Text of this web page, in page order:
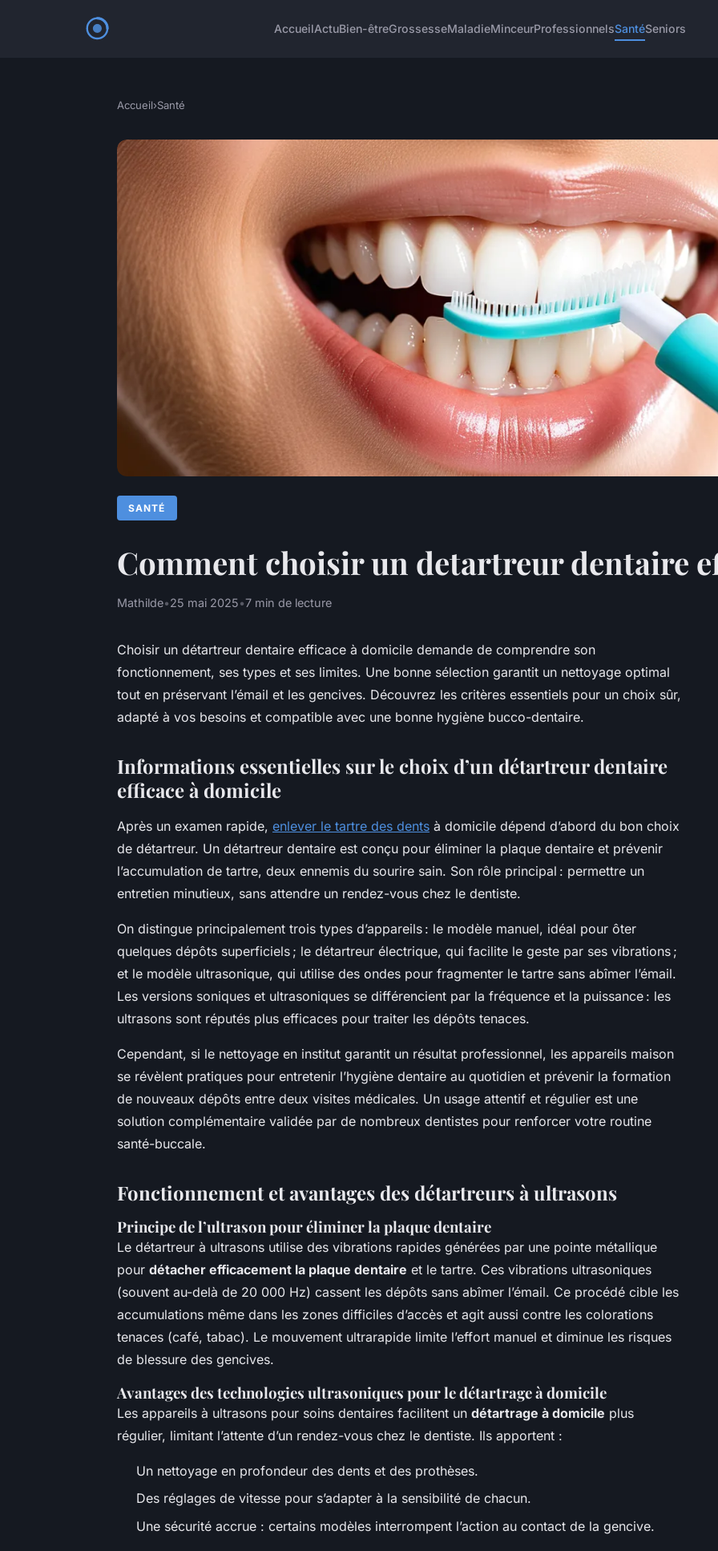
AccueilActuBien-êtreGrossesseMaladieMinceurProfessionnelsSantéSeniors
Accueil›Santé
SANTÉ
Comment choisir un detartreur dentaire
Mathilde•25 mai 2025•7 min de lecture
Choisir un détartreur dentaire efficace à domicile demande de comprendre son
fonctionnement, ses types et ses limites. Une bonne sélection garantit un nettoyage optimal
tout en préservant l’émail et les gencives. Découvrez les critères essentiels pour un choix sûr,
adapté à vos besoins et compatible avec une bonne hygiène bucco-dentaire.
Informations essentielles sur le choix d’un détartreur dentaire
efficace à domicile
Après un examen rapide, enlever le tartre des dents à domicile dépend d’abord du bon choix
de détartreur. Un détartreur dentaire est conçu pour éliminer la plaque dentaire et prévenir
l’accumulation de tartre, deux ennemis du sourire sain. Son rôle principal : permettre un
entretien minutieux, sans attendre un rendez-vous chez le dentiste.
On distingue principalement trois types d’appareils : le modèle manuel, idéal pour ôter
quelques dépôts superficiels ; le détartreur électrique, qui facilite le geste par ses vibrations ;
et le modèle ultrasonique, qui utilise des ondes pour fragmenter le tartre sans abîmer l’émail.
Les versions soniques et ultrasoniques se différencient par la fréquence et la puissance : les
ultrasons sont réputés plus efficaces pour traiter les dépôts tenaces.
Cependant, si le nettoyage en institut garantit un résultat professionnel, les appareils maison
se révèlent pratiques pour entretenir l’hygiène dentaire au quotidien et prévenir la formation
de nouveaux dépôts entre deux visites médicales. Un usage attentif et régulier est une
solution complémentaire validée par de nombreux dentistes pour renforcer votre routine
santé-buccale.
Fonctionnement et avantages des détartreurs à ultrasons
Principe de l’ultrason pour éliminer la plaque dentaire
Le détartreur à ultrasons utilise des vibrations rapides générées par une pointe métallique
pour détacher efficacement la plaque dentaire et le tartre. Ces vibrations ultrasoniques
(souvent au-delà de 20 000 Hz) cassent les dépôts sans abîmer l’émail. Ce procédé cible les
accumulations même dans les zones difficiles d’accès et agit aussi contre les colorations
tenaces (café, tabac). Le mouvement ultrarapide limite l’effort manuel et diminue les risques
de blessure des gencives.
Avantages des technologies ultrasoniques pour le détartrage à domicile
Les appareils à ultrasons pour soins dentaires facilitent un détartrage à domicile plus
régulier, limitant l’attente d’un rendez-vous chez le dentiste. Ils apportent :
Un nettoyage en profondeur des dents et des prothèses.
Des réglages de vitesse pour s’adapter à la sensibilité de chacun.
Une sécurité accrue : certains modèles interrompent l’action au contact de la gencive.